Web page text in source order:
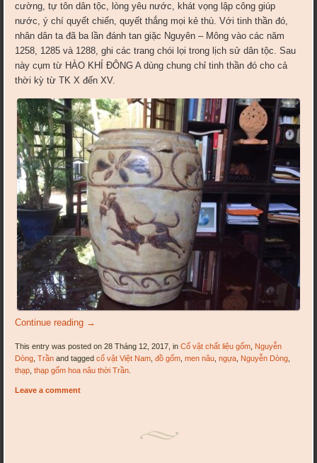
cường, tự tôn dân tộc, lòng yêu nước, khát vọng lập công giúp
nước, ý chí quyết chiến, quyết thắng mọi kẻ thù. Với tinh thần đó,
nhân dân ta đã ba lần đánh tan giặc Nguyên – Mông vào các năm
1258, 1285 và 1288, ghi các trang chói lọi trong lịch sử dân tộc. Sau
này cụm từ HÀO KHÍ ĐÔNG A dùng chung chỉ tinh thần đó cho cả
thời kỳ từ TK X đến XV.
Continue reading →
This entry was posted on 28 Tháng 12, 2017, inCổ vật chất liệu gốm Nguyễn
Dòng ,Trần and taggedcổ vật Việt Nam ,đồ gốm ,men nâu ,ngựa Nguyễn Dòng
thạp ,thạp gốm hoa nâu thời Trần
Leave a comment